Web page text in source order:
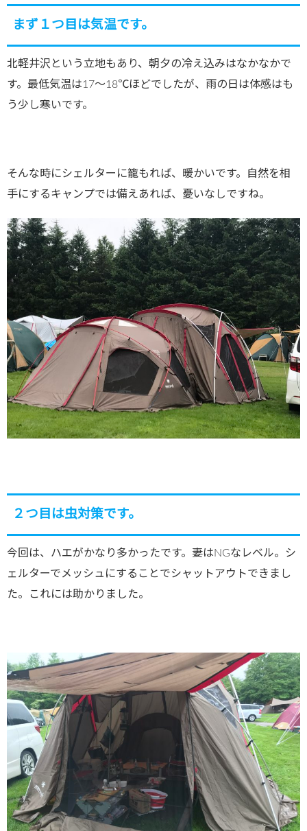
まず１つ目は気温です。
北軽井沢という立地もあり、朝夕の冷え込みはなかなかで
す。最低気温は17〜18℃ほどでしたが、雨の日は体感はも
う少し寒いです。
そんな時にシェルターに籠もれば、暖かいです。自然を相
手にするキャンプでは備えあれば、憂いなしですね。
２つ目は虫対策です。
今回は、ハエがかなり多かったです。妻はNGなレベル。シ
ェルターでメッシュにすることでシャットアウトできまし
た。これには助かりました。